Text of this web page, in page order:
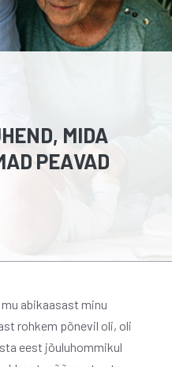
MIDA
PEAVAD
abikaasast minu
rohkem põnevil oli, oli
eest jõuluhommikul